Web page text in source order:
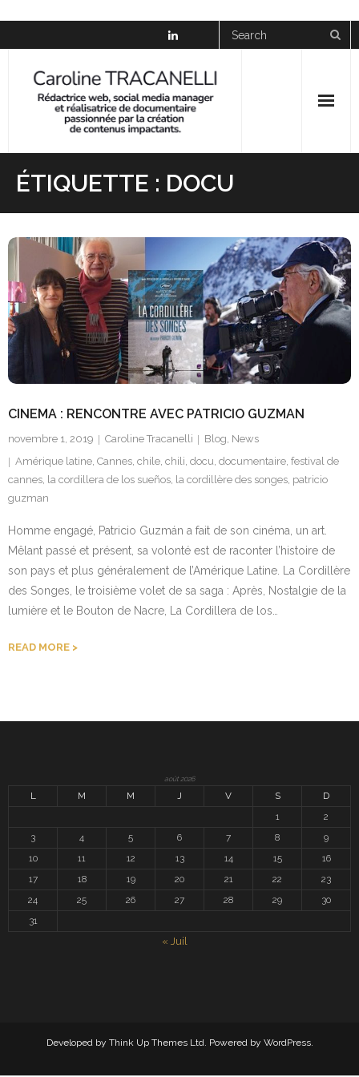
to
content
Social Media Manager
Réalisation
Galerie
Presse
ÉTIQUETTE : DOCU
CINEMA : RENCONTRE AVEC PATRICIO GUZMAN
novembre 1, 2019 Caroline Tracanelli Blog News
Amérique latine Cannes chile chili docu documentaire festival de
cannes la cordillera de los sueños la cordillère des songes patricio
guzman
Homme engagé, Patricio Guzmán a fait de son cinéma, un art.
Mêlant passé et présent, sa volonté est de raconter l’histoire de
son pays et plus généralement de l’Amérique Latine. La Cordillère
des Songes, le troisième volet de sa saga : Après, Nostalgie de la
lumière et le Bouton de Nacre, La Cordillera de los…
READ MORE
août 2026
L M M J V S
D
1
2
3
4 5 6 7 8
9
10
11 12 13 14 15
16
17
18 19 20 21 22
23
24
25 26 27 28 29
30
31
« Juil
Developed by Think Up Themes Ltd . Powered by WordPress.